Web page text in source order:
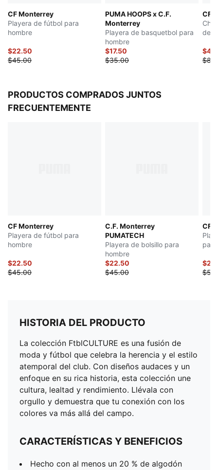
CF Monterrey
Playera de fútbol para
hombre
$22.50
$45.00
PUMA HOOPS x C.F.
Monterrey
Playera de basquetbol para
hombre
$17.50
$35.00
CF
de
PRODUCTOS COMPRADOS JUNTOS
FRECUENTEMENTE
CF Monterrey
Playera de fútbol para
hombre
$22.50
$45.00
C.F. Monterrey
PUMATECH
Playera de bolsillo para
hombre
$22.50
$45.00
CF
HISTORIA DEL PRODUCTO
La colección FtblCULTURE es una fusión de
moda y fútbol que celebra la herencia y el estilo
atemporal del club. Con diseños audaces y un
enfoque en su rica historia, esta colección une
cultura, lealtad y rendimiento. Llévala con
orgullo y demuestra que tu conexión con los
colores va más allá del campo.
CARACTERÍSTICAS Y BENEFICIOS
Hecho con al menos un 20 % de algodón